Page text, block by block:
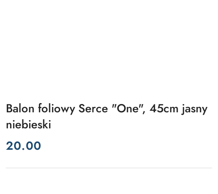
Balon foliowy Serce "One", 45cm jasny
niebieski
cena:
20.00